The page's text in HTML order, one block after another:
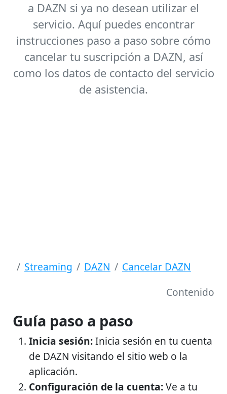
a DAZN si ya no desean utilizar el
servicio. Aquí puedes encontrar
instrucciones paso a paso sobre cómo
cancelar tu suscripción a DAZN, así
como los datos de contacto del servicio
de asistencia.
Streaming DAZN
Cancelar DAZN
Contenido
Guía paso a paso
Inicia sesión:Inicia sesión en tu cuenta
de DAZN visitando el sitio web o la
aplicación.
Configuración de la cuenta:Ve a tu